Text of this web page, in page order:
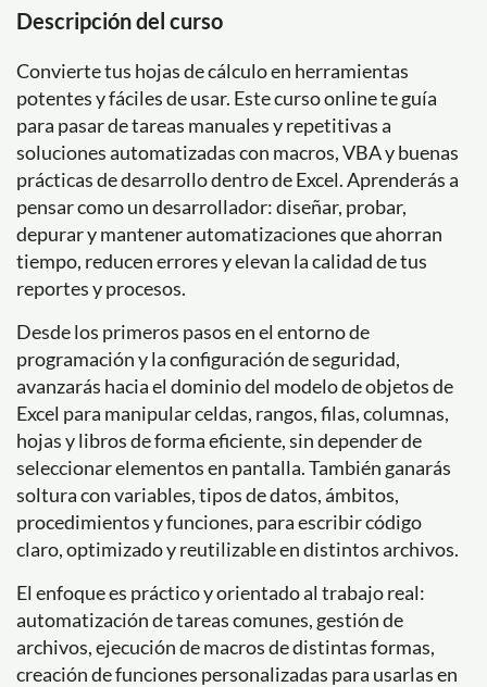
Descripción del curso
Convierte tus hojas de cálculo en herramientas
potentes y fáciles de usar. Este curso online te guía
para pasar de tareas manuales y repetitivas a
soluciones automatizadas con macros, VBA y buenas
prácticas de desarrollo dentro de Excel. Aprenderás a
pensar como un desarrollador: diseñar, probar,
depurar y mantener automatizaciones que ahorran
tiempo, reducen errores y elevan la calidad de tus
reportes y procesos.
Desde los primeros pasos en el entorno de
programación y la configuración de seguridad,
avanzarás hacia el dominio del modelo de objetos de
Excel para manipular celdas, rangos, filas, columnas,
hojas y libros de forma eficiente, sin depender de
seleccionar elementos en pantalla. También ganarás
soltura con variables, tipos de datos, ámbitos,
procedimientos y funciones, para escribir código
claro, optimizado y reutilizable en distintos archivos.
El enfoque es práctico y orientado al trabajo real:
automatización de tareas comunes, gestión de
archivos, ejecución de macros de distintas formas,
creación de funciones personalizadas para usarlas en